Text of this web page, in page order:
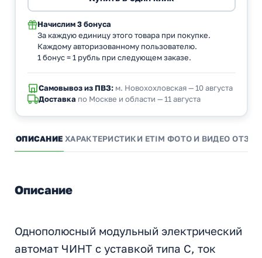
Начислим 3 бонуса
За каждую единицу этого товара при покупке.
Каждому авторизованному пользователю.
1 бонус = 1 рубль при следующем заказе.
Самовывоз из ПВЗ:м. Новохохловская — 10 августа
Доставка по Москве и области — 11 августа
ОПИСАНИЕ ХАРАКТЕРИСТИКИ ETIM ФОТО И ВИДЕО
Описание
Однополюсный модульный электрический
автомат ЧИНТ с уставкой типа С, ток